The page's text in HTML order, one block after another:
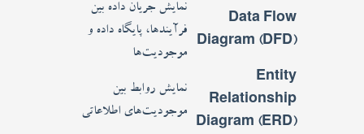
Data Flow
Diagram (DFD)
نمایش جریان داده بین
فرآیندها، پایگاه داده و
موجودیت‌ها
Entity
Relationship
Diagram (ERD)
نمایش روابط بین
موجودیت‌های اطلاعاتی